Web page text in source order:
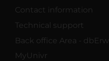
Contact information
Technical support
Back office Area - dbErw
MyUnivr